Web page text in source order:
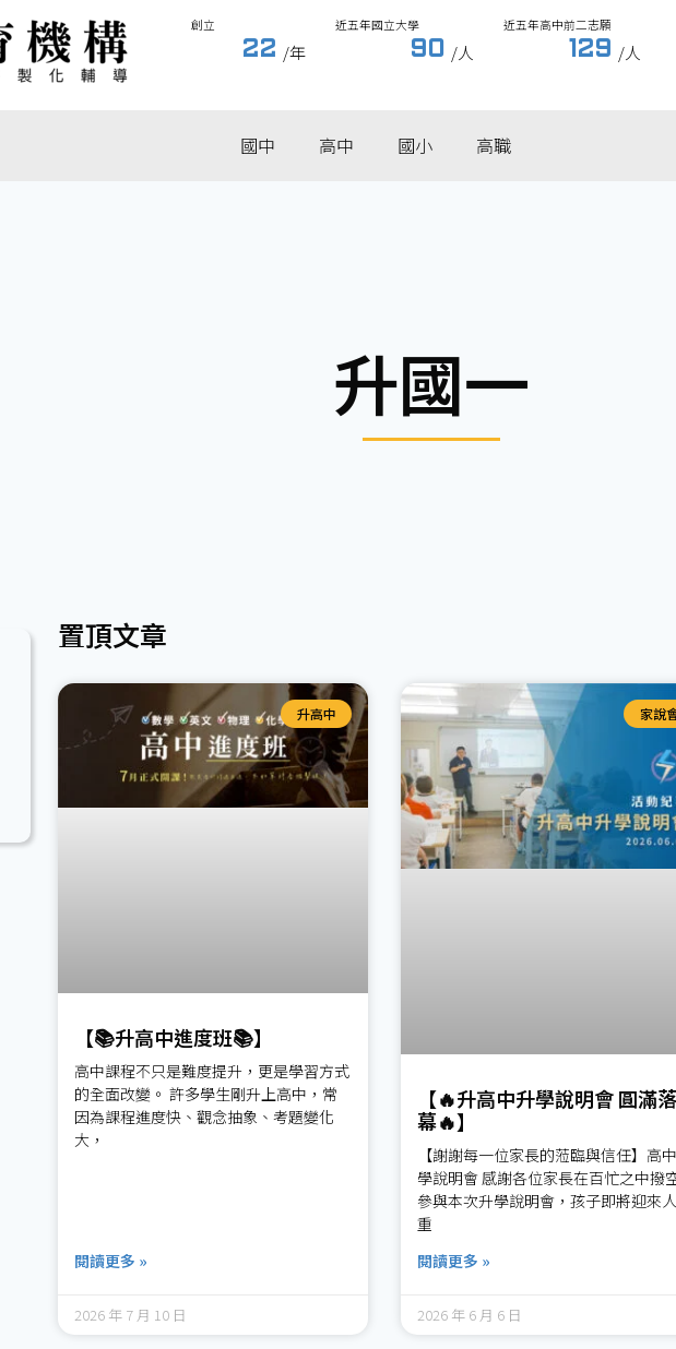
創立
22 /年
近五年國立大學
90 /人
近五年高中前二志願
129 /人
國中 高中 國小 高職
升國一
置頂文章
升高中
【📚升高中進度班📚】
高中課程不只是難度提升，更是學習方式
的全面改變。 許多學生剛升上高中，常
因為課程進度快、觀念抽象、考題變化
大，
閱讀更多 »
2026 年 7 月 10 日
家說
【🔥升高中升學說明會 圓滿落
幕🔥】
【謝謝每一位家長的蒞臨與信任】高
學說明會 感謝各位家長在百忙之中撥
參與本次升學說明會，孩子即將迎來
重
閱讀更多 »
2026 年 6 月 6 日